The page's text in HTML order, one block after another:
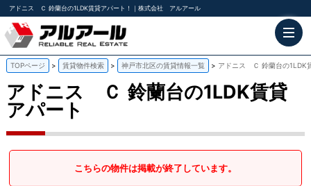
アドニス Ｃ 鈴蘭台の1LDK賃貸アパート！｜株式会社 アルアール
TOPページ 賃貸物件検索 神戸市北区の賃貸情報一覧 アドニス Ｃ 鈴蘭台の1LDK
アドニス Ｃ 鈴蘭台の1LDK賃貸
アパート
こちらの物件は掲載が終了しています。